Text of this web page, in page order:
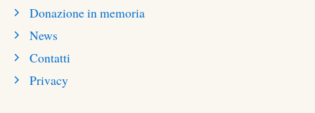
Donazione in memoria
News
Contatti
Privacy